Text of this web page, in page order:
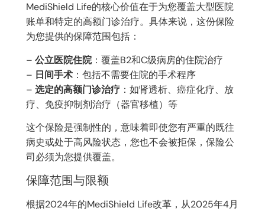
MediShield Life的核心价值在于为您覆盖大型医院
账单和特定的高额门诊治疗。具体来说，这份保险
为您提供的保障范围包括：
– 公立医院住院：覆盖B2和C级病房的住院治疗
– 日间手术 ：包括不需要住院的手术程序
– 选定的高额门诊治疗 ：如肾透析、癌症化疗、放
疗、免疫抑制剂治疗（器官移植）等
这个保险是强制性的，意味着即使您有严重的既往
病史或处于高风险状态，您也不会被拒保，保险公
司必须为您提供覆盖。
保障范围与限额
根据2024年的MediShield Life改革，从2025年4月